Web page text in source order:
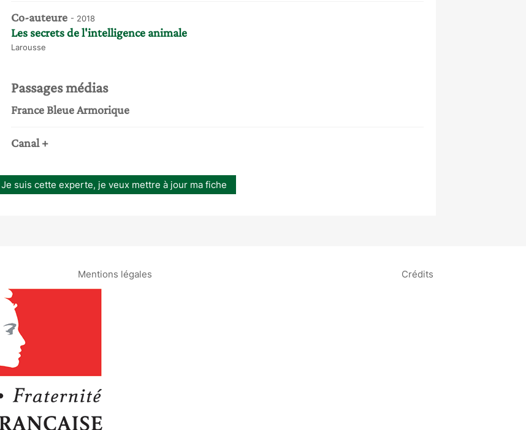
Co-auteure - 2018
Les secrets de l'intelligence animale
Larousse
Passages médias
France Bleue Armorique
Canal +
Je suis cette experte, je veux mettre à jour ma fiche
Mentions légales Crédits